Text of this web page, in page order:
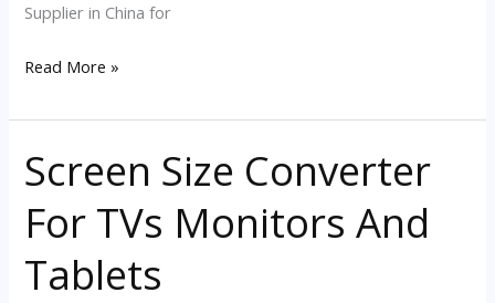
Supplier in China for
Pipe
Manufacturer
For
Marine
Piping
Networks
And
Read More »
Screen Size Converter
For TVs Monitors And
Tablets